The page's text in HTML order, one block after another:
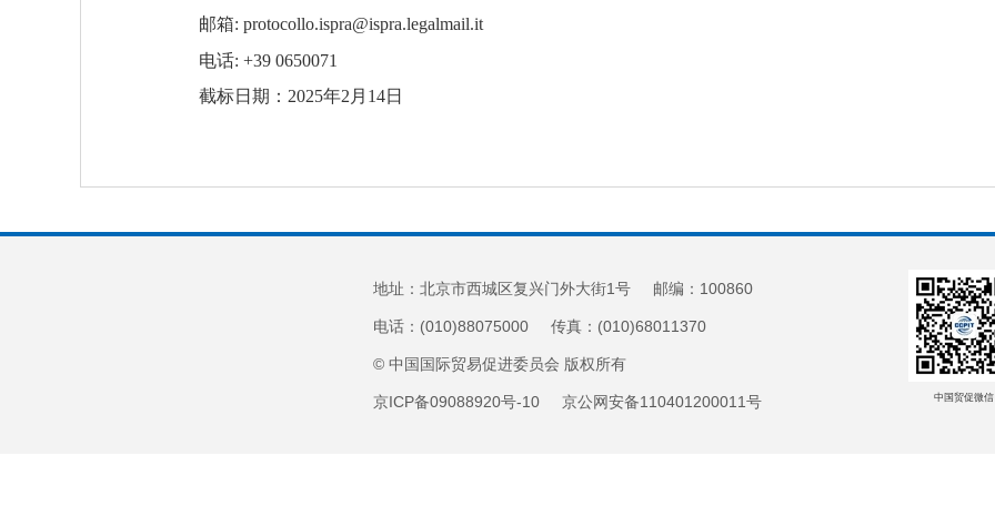
邮箱: protocollo.ispra@ispra.legalmail.it
电话: +39 0650071
截标日期：2025年2月14日
地址：北京市西城区复兴门外大街1号 邮编：100860
电话：(010)88075000 传真：(010)68011370
© 中国国际贸易促进委员会 版权所有
京ICP备09088920号-10 京公网安备110401200011号 中国贸促微信